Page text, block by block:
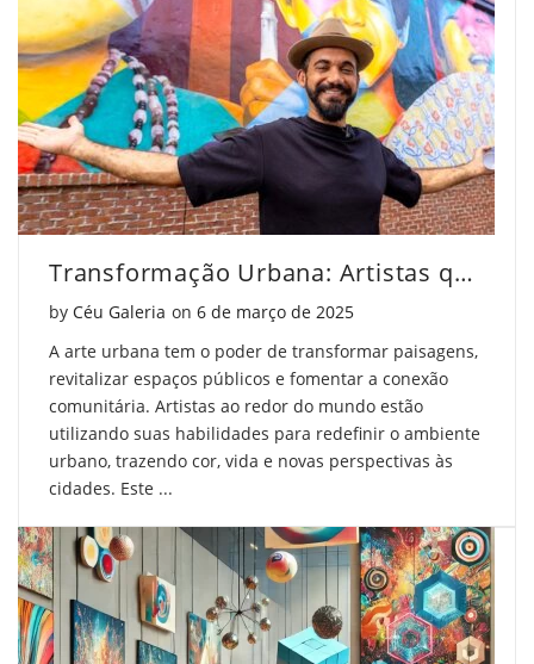
Transformação Urbana: Artistas que Mudam Paisagens
by Céu Galeria on Posted on
6 de março de 2025
A arte urbana tem o poder de transformar paisagens,
revitalizar espaços públicos e fomentar a conexão
comunitária. Artistas ao redor do mundo estão
utilizando suas habilidades para redefinir o ambiente
urbano, trazendo cor, vida e novas perspectivas às
cidades. Este ...